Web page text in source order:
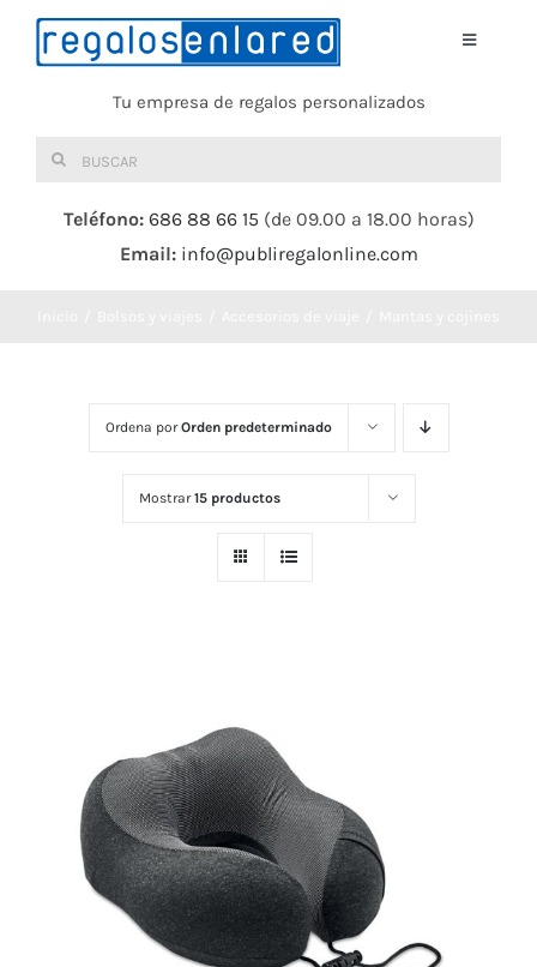
Saltar
Toggle
DEPORTES Y OCIO
HERRAMIENTAS
LLUVIA
TECNOLOGÍA
Tu empresa de regalos personalizados
Buscar:
Teléfono: 686 88 66 15 (de 09.00 a 18.00 horas)
Email: info@publiregalonline.com
Ordena porOrden predeterminado
Mostrar15 productos